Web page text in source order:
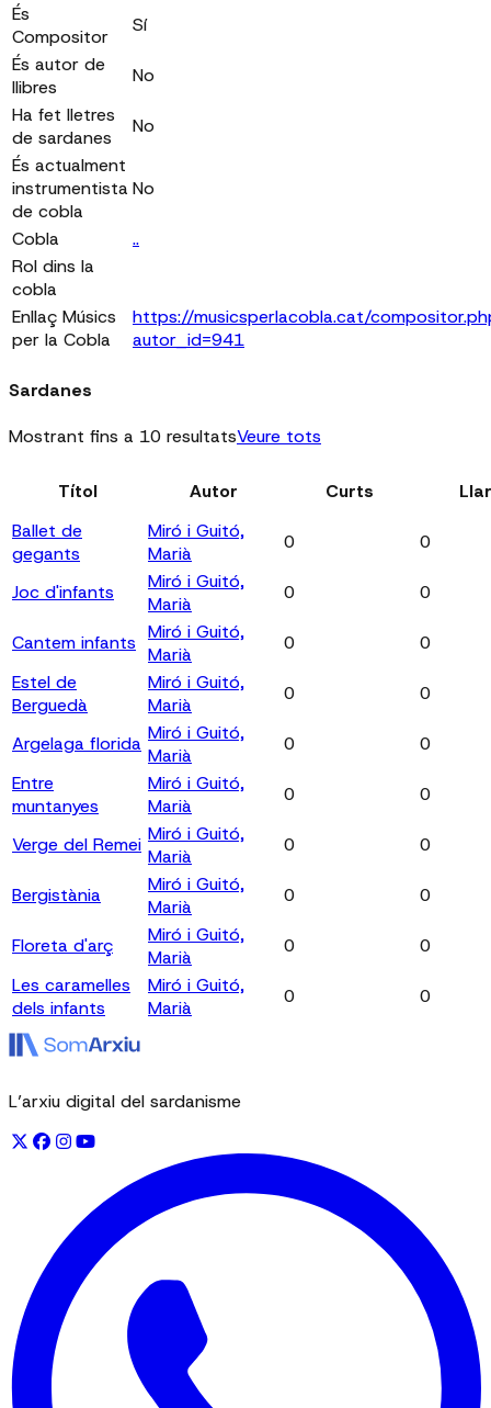
És
Compositor
Sí
És autor de
llibres
No
Ha fet lletres
de sardanes
No
És actualment
instrumentista
de cobla
No
Cobla
..
Rol dins la
cobla
Enllaç Músics
per la Cobla
https://musicsperlacobla.cat/
autor_id=941
Sardanes
Mostrant fins a 10 resultatsVeure tots
Títol Autor Curts
Ballet de
gegants
Miró i Guitó,
Marià
0 0
Joc d'infants
Miró i Guitó,
Marià
0 0
Cantem infants Miró i Guitó,
Marià
0
0
Estel de
Berguedà
Miró i Guitó,
Marià
0 0
Argelaga florida Miró i Guitó,
Marià
0
0
Entre
muntanyes
Miró i Guitó,
Marià
0 0
Verge del Remei Miró i Guitó,
Marià
0 0
Bergistània
Miró i Guitó,
Marià
0 0
Floreta d'arç
Miró i Guitó,
Marià
0
0
Les caramelles
dels infants
Miró i Guitó,
Marià
0 0
L’arxiu digital del sardanisme